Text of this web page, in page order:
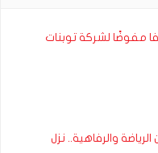
مفوضًا لشركة توبنات
والرفاهية.. نزل